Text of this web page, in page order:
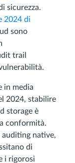
sicurezza.
2024 di
sono
trail
in media
2024, stabilire
storage è
conformità.
native,
di
i rigorosi